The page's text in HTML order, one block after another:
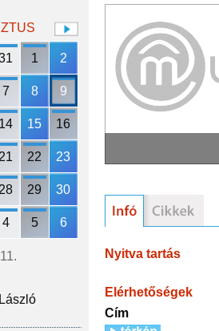
1 2
7 8 9
14 15 16
21 22 23
28 29 30
4 5 6
Nyitva tartás
Elérhetőségek
Cím